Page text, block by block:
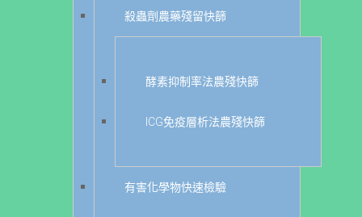
殺蟲劑農藥殘留快篩
酵素抑制率法農殘快篩
ICG免疫層析法農殘快篩
有害化學物快速檢驗